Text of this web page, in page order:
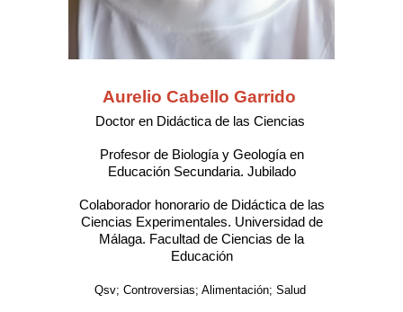
Aurelio Cabello Garrido
Doctor en Didáctica de las Ciencias
Profesor de Biología y Geología en
Educación Secundaria. Jubilado
Colaborador honorario de Didáctica de las
Ciencias Experimentales. Universidad de
Málaga. Facultad de Ciencias de la
Educación
Qsv; Controversias; Alimentación; Salud